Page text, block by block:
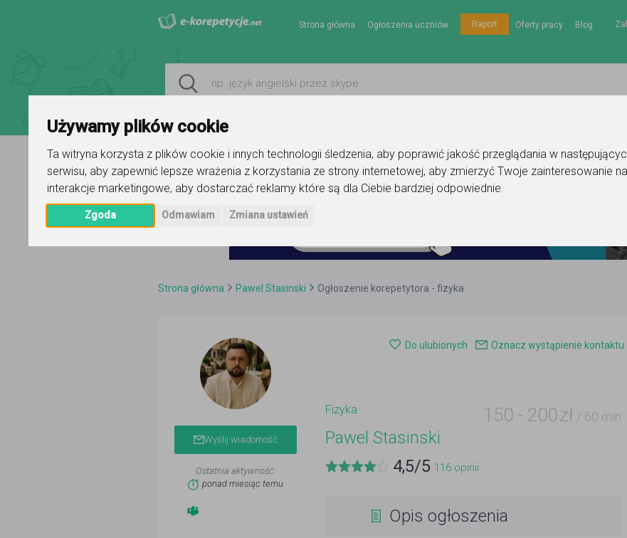
Używamy plików cookie
Ta witryna korzysta z plików cookie i innych technologii śledzenia, aby poprawić jakość przeglądania w
serwisu, aby zapewnić lepsze wrażenia z korzystania ze strony internetowej, aby zmierzyć Twoje zainteresowanie
interakcje marketingowe, aby dostarczać reklamy które są dla Ciebie bardziej odpowiednie.
Zgoda Odmawiam Zmiana ustawień
Strona główna Ogłoszenia uczniów Raport Oferty pracy Blog
Strona główna Pawel Stasinski Ogłoszenie korepetytora - fizyka
Do ulubionych Oznacz wystąpienie kontaktu
Wyślij wiadomość
Ostatnia aktywność:
ponad miesiąc temu
Fizyka 150 - 200 zł / 60 min
Pawel Stasinski
4,5/5 116 opinii
Opis ogłoszenia